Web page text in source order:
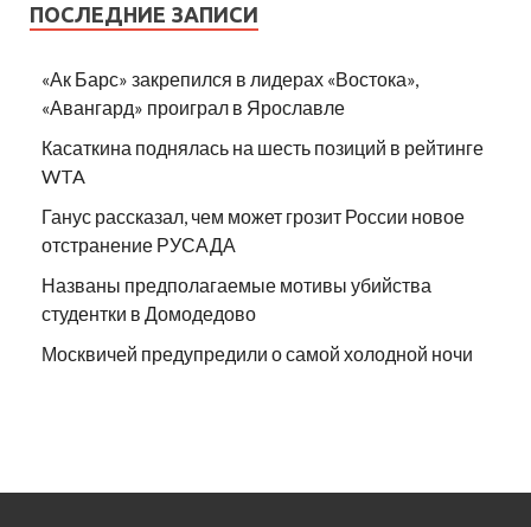
ПОСЛЕДНИЕ ЗАПИСИ
«Ак Барс» закрепился в лидерах «Востока»,
«Авангард» проиграл в Ярославле
Касаткина поднялась на шесть позиций в рейтинге
WTA
Ганус рассказал, чем может грозит России новое
отстранение РУСАДА
Названы предполагаемые мотивы убийства
студентки в Домодедово
Москвичей предупредили о самой холодной ночи